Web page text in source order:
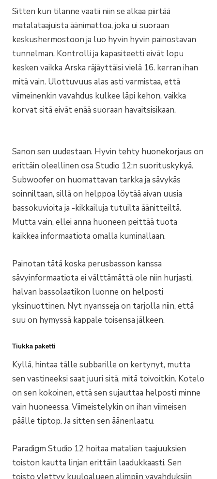
Sitten kun tilanne vaatii niin se alkaa piirtää
matalataajuista äänimattoa, joka ui suoraan
keskushermostoon ja luo hyvin hyvin painostavan
tunnelman. Kontrolli ja kapasiteetti eivät lopu
kesken vaikka Arska räjäyttäisi vielä 16. kerran ihan
mitä vain. Ulottuvuus alas asti varmistaa, että
viimeinenkin vavahdus kulkee läpi kehon, vaikka
korvat sitä eivät enää suoraan havaitsisikaan.
Sanon sen uudestaan. Hyvin tehty huonekorjaus on
erittäin oleellinen osa Studio 12:n suorituskykyä.
Subwoofer on huomattavan tarkka ja sävykäs
soinniltaan, sillä on helppoa löytää aivan uusia
bassokuvioita ja -kikkailuja tutuilta äänitteiltä.
Mutta vain, ellei anna huoneen peittää tuota
kaikkea informaatiota omalla kuminallaan.
Painotan tätä koska perusbasson kanssa
sävyinformaatiota ei välttämättä ole niin hurjasti,
halvan bassolaatikon luonne on helposti
yksinuottinen. Nyt nyansseja on tarjolla niin, että
suu on hymyssä kappale toisensa jälkeen.
Tiukka paketti
Kyllä, hintaa tälle subbarille on kertynyt, mutta
sen vastineeksi saat juuri sitä, mitä toivoitkin. Kotelo
on sen kokoinen, että sen sujauttaa helposti minne
vain huoneessa. Viimeistelykin on ihan viimeisen
päälle tiptop. Ja sitten sen äänenlaatu.
Paradigm Studio 12 hoitaa matalien taajuuksien
toiston kautta linjan erittäin laadukkaasti. Sen